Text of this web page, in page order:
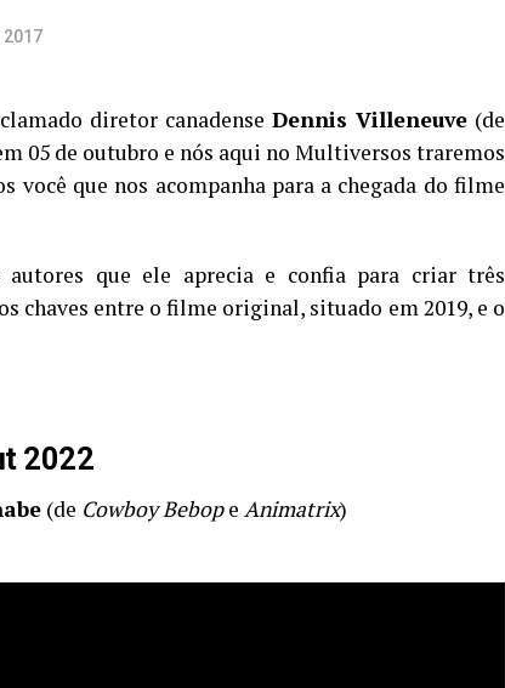
diretor canadense Dennis Villeneuve(de
05 de outubro e nós aqui no Multiversos traremos
você que nos acompanha para a chegada do filme
autores que ele aprecia e confia para criar três
chaves entre o filme original, situado em 2019, e o
2022
(de Cowboy Bebope Animatrix)